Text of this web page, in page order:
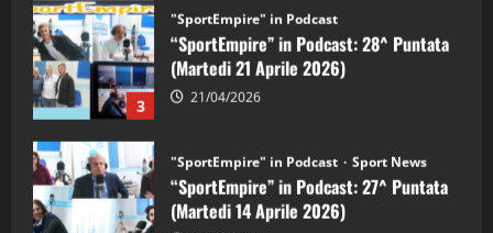
3
“SportEmpire” in Podcast: 28^ Puntata
(Martedi 21 Aprile 2026)
21/04/2026
4
“SportEmpire” in Podcast: 27^ Puntata
(Martedi 14 Aprile 2026)
15/04/2026